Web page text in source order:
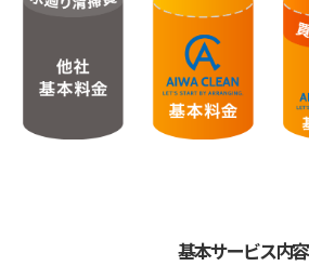
基本サービス内容